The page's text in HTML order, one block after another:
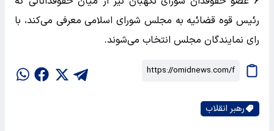
رئیس قوه قضائیه به مجلس شورای اسلامی معرفی می‌کند، با
رای نمایندگان مجلس انتخاب می‌شوند.
رهبر انقلاب